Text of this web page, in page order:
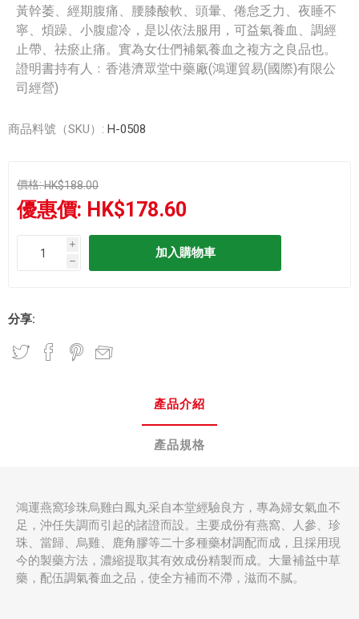
黃幹萎、經期腹痛、腰膝酸軟、頭暈、倦怠乏力、夜睡不
寧、煩躁、小腹虛冷，是以依法服用，可益氣養血、調經
止帶、祛瘀止痛。實為女仕們補氣養血之複方之良品也。
證明書持有人﹕香港濟眾堂中藥廠(鴻運貿易(國際)有限公
司經營)
商品料號（SKU）: H-0508
價格:HK$188.00
優惠價: HK$178.60
i
h
分享:
產品介紹
產品規格
鴻運燕窩珍珠烏雞白鳳丸采自本堂經驗良方，專為婦女氣血不
足，沖任失調而引起的諸證而設。主要成份有燕窩、人參、珍
珠、當歸、烏雞、鹿角膠等二十多種藥材調配而成，且採用現
今的製藥方法，濃縮提取其有效成份精製而成。大量補益中草
藥，配伍調氣養血之品，使全方補而不滯，滋而不膩。